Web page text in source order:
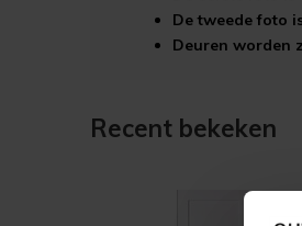
De tweede foto
Deuren worden
Recent bekeken